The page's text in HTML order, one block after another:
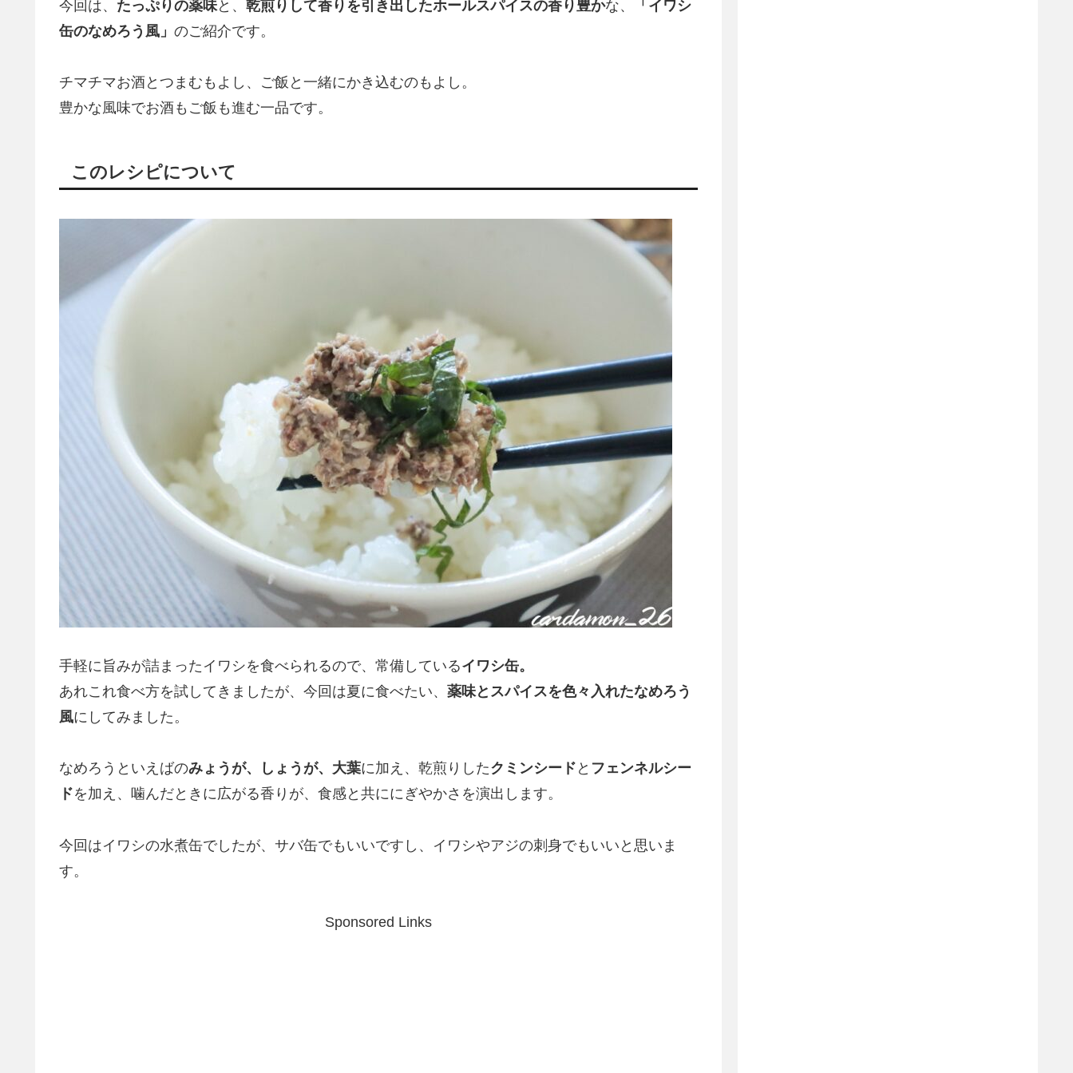
今回は、 たっぷりの薬味と、 乾煎りして香りを引き出したホールスパイスの香り豊かな、
「イワシ
缶のなめろう風」 のご紹介です。
チマチマお酒とつまむもよし、ご飯と一緒にかき込むのもよし。
豊かな風味でお酒もご飯も進む一品です。
このレシピについて
手軽に旨みが詰まったイワシを食べられるので、常備しているイワシ缶。
あれこれ食べ方を試してきましたが、今回は夏に食べたい、 薬味とスパイスを色々入れたなめろう
風にしてみました。
なめろうといえばのみょうが、しょうが、大葉に加え、乾煎りしたクミンシード と フェンネルシー
ドを加え、噛んだときに広がる香りが、食感と共ににぎやかさを演出します。
今回はイワシの水煮缶でしたが、サバ缶でもいいですし、イワシやアジの刺身でもいいと思いま
す。
Sponsored Links